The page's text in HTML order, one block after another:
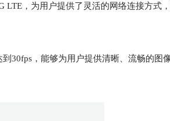
LTE，为用户提供了灵活的网络连接方式
30fps，能够为用户提供清晰、流畅的图